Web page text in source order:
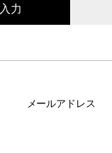
力
メールアドレス